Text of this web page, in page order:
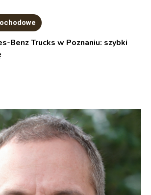
Benz Trucks w Poznaniu: szybki